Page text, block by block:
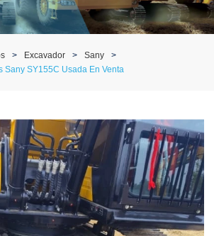
Excavador
Sany
Sany SY155C Usada En Venta